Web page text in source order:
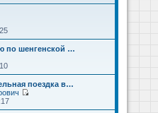
по шенгенской …
поездка в…
е